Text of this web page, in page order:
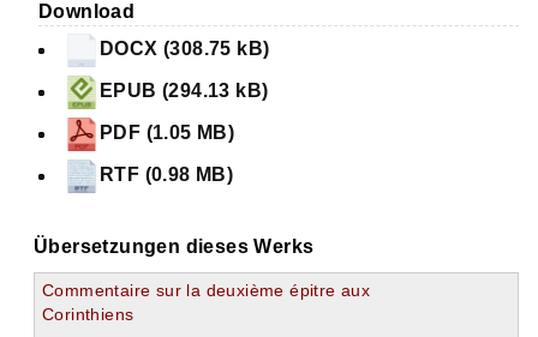
Download
DOCX (308.75 kB)
EPUB (294.13 kB)
PDF (1.05 MB)
RTF (0.98 MB)
Übersetzungen dieses Werks
Commentaire sur la deuxième épitre aux
Corinthiens